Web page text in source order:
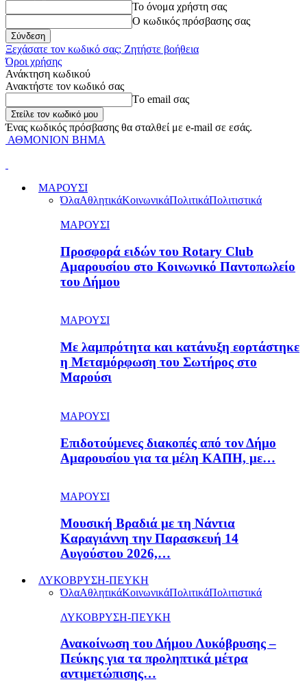
Το όνομα χρήστη σας
Ο κωδικός πρόσβασης σας
Ξεχάσατε τον κωδικό σας; Ζητήστε βοήθεια
Όροι χρήσης
Ανάκτηση κωδικού
Ανακτήστε τον κωδικό σας
Tο email σας
Ένας κωδικός πρόσβασης θα σταλθεί με e-mail σε εσάς.
ΑΘΜΟΝΙΟΝ ΒΗΜΑ
ΜΑΡΟΥΣΙ
ΌλαΑθλητικάΚοινωνικάΠολιτικάΠολιτιστικά
ΜΑΡΟΥΣΙ
Προσφορά ειδών του Rotary Club
Αμαρουσίου στο Κοινωνικό Παντοπωλείο
του Δήμου
ΜΑΡΟΥΣΙ
Με λαμπρότητα και κατάνυξη εορτάστηκε
η Μεταμόρφωση του Σωτήρος στο
Μαρούσι
ΜΑΡΟΥΣΙ
Επιδοτούμενες διακοπές από τον Δήμο
Αμαρουσίου για τα μέλη ΚΑΠΗ, με…
ΜΑΡΟΥΣΙ
Μουσική Βραδιά με τη Νάντια
Καραγιάννη την Παρασκευή 14
Αυγούστου 2026,…
ΛΥΚΟΒΡΥΣΗ-ΠΕΥΚΗ
ΌλαΑθλητικάΚοινωνικάΠολιτικάΠολιτιστικά
ΛΥΚΟΒΡΥΣΗ-ΠΕΥΚΗ
Ανακοίνωση του Δήμου Λυκόβρυσης –
Πεύκης για τα προληπτικά μέτρα
αντιμετώπισης…